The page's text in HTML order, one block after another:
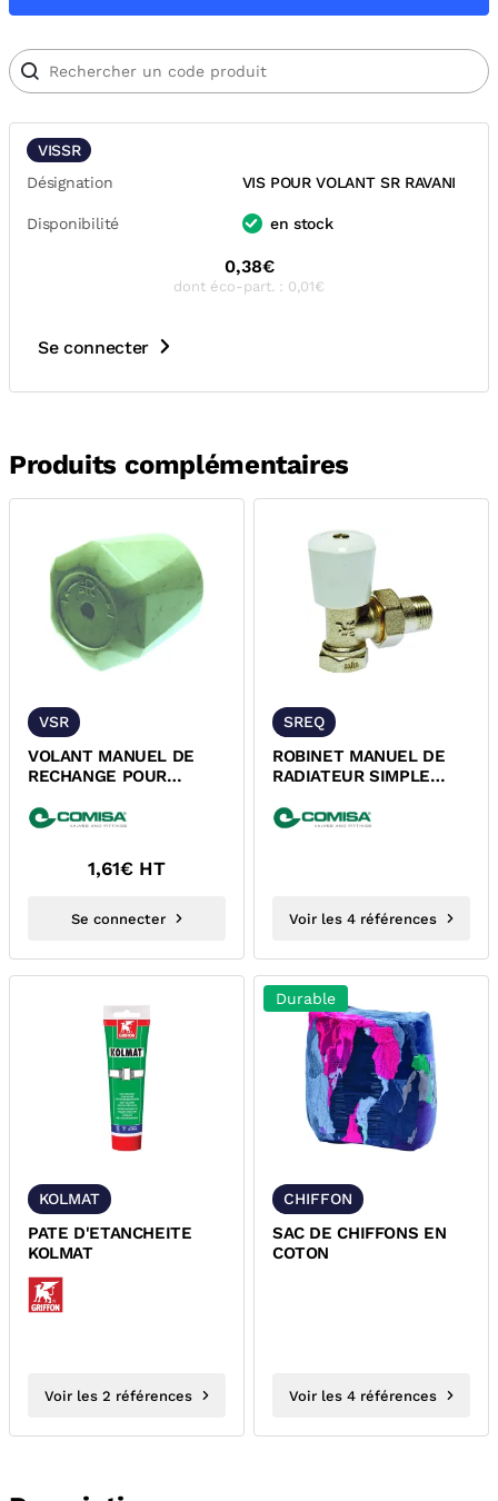
VISSR
Désignation
VIS POUR VOLANT SR RAVANI
Disponibilité en stock
0,38€
dont éco-part. : 0,01€
Se connecter
Produits complémentaires
VSR
VOLANT MANUEL DE
RECHANGE POUR
1,61€ HT
Se connecter
SREQ
ROBINET MANUEL DE
RADIATEUR SIMPLE
VISSER
Voir les 4 références
KOLMAT
PATE D'ETANCHEITE
KOLMAT
Voir les 2 références
Durable
CHIFFON
SAC DE CHIFFONS EN
COTON
Voir les 4 références